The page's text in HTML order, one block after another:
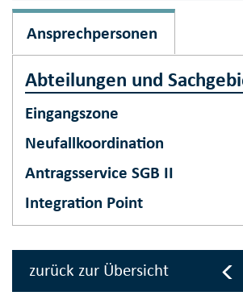
Ansprechpersonen
Abteilungen und
Eingangszone
Neufallkoordination
Antragsservice SGB II
Integration Point
zurück zur Übersicht